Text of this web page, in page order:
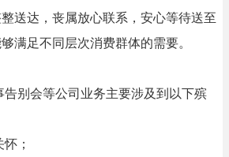
送达，丧属放心联系，安心等待送至
满足不同层次消费群体的需要。
告别会等公司业务主要涉及到以下殡
；